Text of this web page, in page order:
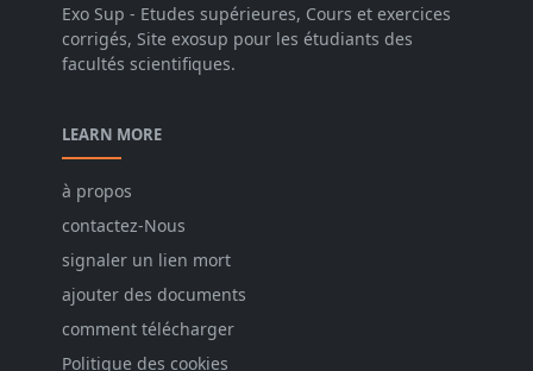
Exo Sup - Etudes supérieures, Cours et exercices
corrigés, Site exosup pour les étudiants des
facultés scientifiques.
LEARN MORE
à propos
contactez-Nous
signaler un lien mort
ajouter des documents
comment télécharger
Politique des cookies